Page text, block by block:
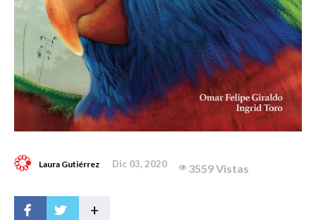
Laura Gutiérrez Dic 03, 2020 3559 Vistas
+